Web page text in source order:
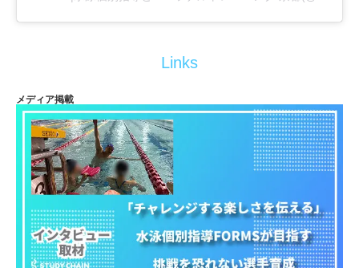
Links
メディア掲載